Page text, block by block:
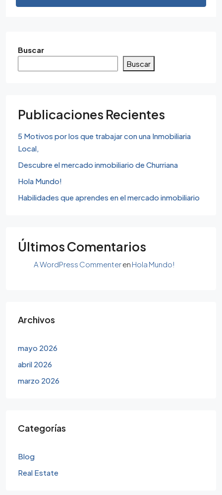
Buscar
Buscar
Publicaciones Recientes
5 Motivos por los que trabajar con una Inmobiliaria
Local,
Descubre el mercado inmobiliario de Churriana
Hola Mundo!
Habilidades que aprendes en el mercado inmobiliario
Últimos Comentarios
A WordPress Commenteren Hola Mundo!
Archivos
mayo 2026
abril 2026
marzo 2026
Categorías
Blog
Real Estate